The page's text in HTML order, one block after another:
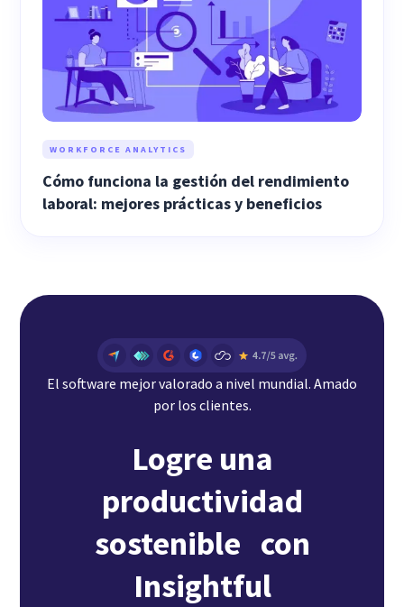
WORKFORCE ANALYTICS
Cómo funciona la gestión del rendimiento
laboral: mejores prácticas y beneficios
El software mejor valorado a nivel mundial. Amado
por los clientes.
Logre una
productividad
sostenible con
Insightful